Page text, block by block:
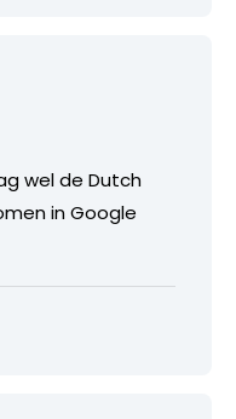
wel de Dutch
in Google